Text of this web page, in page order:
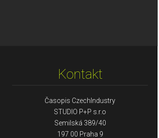
Kontakt
Časopis CzechIndustry
STUDIO P+P s.r.o
Semilská 389/40
197 00 Praha 9